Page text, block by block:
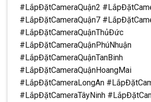
#LắpĐặtCameraQuận2
#LắpĐặtCameraQuận7
#LắpĐặtCameraQuậnThủĐức
#LắpĐặtCameraQuậnPhúNhuận
#LắpĐặtCameraQuậnTanBinh
#LắpĐặtCameraQuậnHoangMai
#LắpĐặtCameraLongAn
#LắpĐặtCameraTâyNinh